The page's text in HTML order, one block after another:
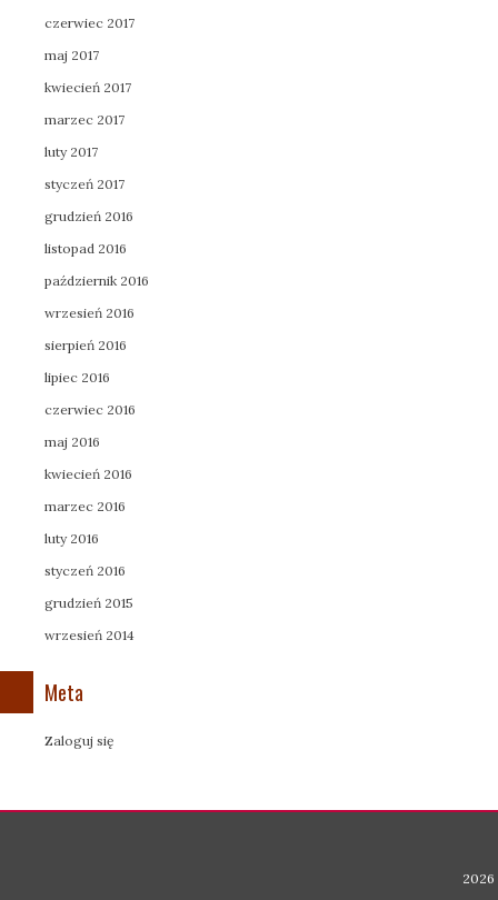
czerwiec 2017
maj 2017
kwiecień 2017
marzec 2017
luty 2017
styczeń 2017
grudzień 2016
listopad 2016
październik 2016
wrzesień 2016
sierpień 2016
lipiec 2016
czerwiec 2016
maj 2016
kwiecień 2016
marzec 2016
luty 2016
styczeń 2016
grudzień 2015
wrzesień 2014
Meta
Zaloguj się
2026